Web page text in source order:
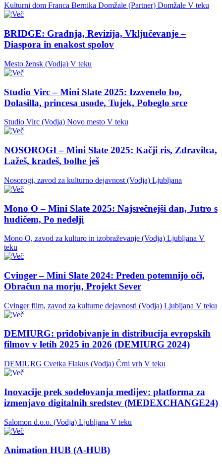
Kulturni dom Franca Bernika Domžale (Partner) Domžale V teku
BRIDGE: Gradnja, Revizija, Vključevanje –
Diaspora in enakost spolov
Mesto žensk (Vodja) V teku
Studio Virc – Mini Slate 2025: Izzvenelo bo,
Dolasilla, princesa usode, Tujek, Pobeglo srce
Studio Virc (Vodja) Novo mesto V teku
NOSOROGI – Mini Slate 2025: Kačji ris, Zdravilca,
Lažeš, kradeš, bolhe ješ
Nosorogi, zavod za kulturno dejavnost (Vodja) Ljubljana
Mono O – Mini Slate 2025: Najsrečnejši dan, Jutro s
hudičem, Po nedelji
Mono O, zavod za kulturo in izobraževanje (Vodja) Ljubljana V
teku
Cvinger – Mini Slate 2024: Preden potemnijo oči,
Obračun na morju, Projekt Sever
Cvinger film, zavod za kulturne dejavnosti (Vodja) Ljubljana V teku
DEMIURG: pridobivanje in distribucija evropskih
filmov v letih 2025 in 2026 (DEMIURG 2024)
DEMIURG Cvetka Flakus (Vodja) Črni vrh V teku
Inovacije prek sodelovanja medijev: platforma za
izmenjavo digitalnih sredstev (MEDEXCHANGE24)
Salomon d.o.o. (Vodja) Ljubljana V teku
Animation HUB (A-HUB)